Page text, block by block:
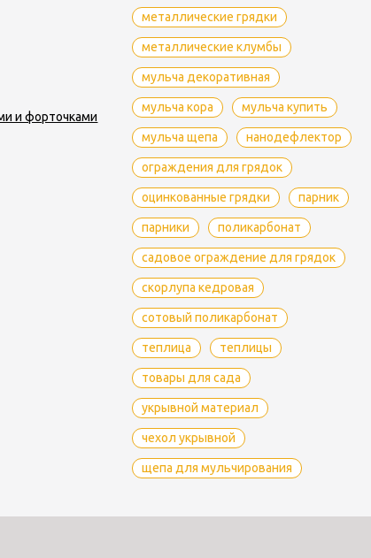
металлические грядки
металлические клумбы
мульча декоративная
мульча кора мульча купить
мульча щепа нанодефлектор
ограждения для грядок
оцинкованные грядки парник
парники поликарбонат
садовое ограждение для грядок
скорлупа кедровая
сотовый поликарбонат
теплица теплицы
товары для сада
укрывной материал
чехол укрывной
щепа для мульчирования